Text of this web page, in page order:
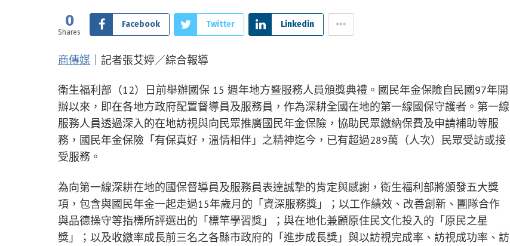
0
Shares
Facebook Twitter Linkedin
商傳媒 ｜記者張艾婷／綜合報導
衛生福利部（12）日前舉辦國保 15 週年地方暨服務人員頒獎典禮。國民年金保險自民國97年開
辦以來，即在各地方政府配置督導員及服務員，作為深耕全國在地的第一線國保守護者。第一線
服務人員透過深入的在地訪視與向民眾推廣國民年金保險，協助民眾繳納保費及申請補助等服
務，國民年金保險「有保真好，溫情相伴」之精神迄今，已有超過289萬（人次）民眾受訪或接
受服務。
為向第一線深耕在地的國保督導員及服務員表達誠摯的肯定與感謝，衛生福利部將頒發五大獎
項，包含與國民年金一起走過15年歲月的「資深服務獎」；以工作績效、改善創新、團隊合作
與品德操守等指標所評選出的「標竿學習獎」；與在地化兼顧原住民文化投入的「原民之星
獎」；以及收繳率成長前三名之各縣市政府的「進步成長獎」與以訪視完成率、訪視成功率、訪